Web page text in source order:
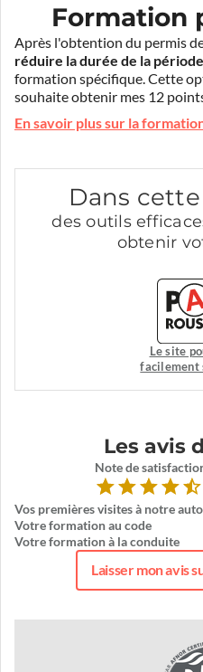
Formation
Après l'obtention du permis
réduire la durée de la
formation spécifique. Cette
souhaite obtenir mes 12
En savoir plus sur la
Dans
des outils
obtenir
Le site
facilement
Les avis
Note de
Vos premières visites à notre
Votre formation au code
Votre formation à la conduite
Laisser mon avis